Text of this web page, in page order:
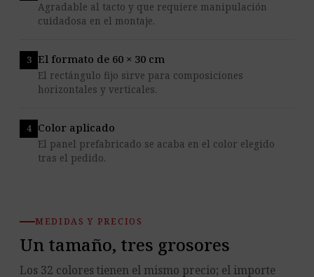
Agradable al tacto y que requiere manipulación
cuidadosa en el montaje.
El formato de 60 × 30 cm
El rectángulo fijo sirve para composiciones
horizontales y verticales.
Color aplicado
El panel prefabricado se acaba en el color elegido
tras el pedido.
MEDIDAS Y PRECIOS
Un tamaño, tres grosores
Los 32 colores tienen el mismo precio; el importe